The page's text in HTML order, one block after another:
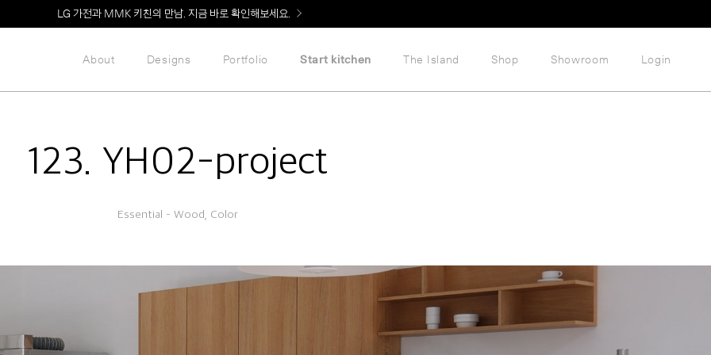
Welcome! 신규 회원가입 시 MMK Shop Coupon (총 60만원) 지급
LG 가전과 MMK 키친의 만남. 지금 바로 확인해보세요.
About Designs Portfolio Start kitchen The Island Shop Showroom Login
123. YH02-project
Essential – Wood, Color